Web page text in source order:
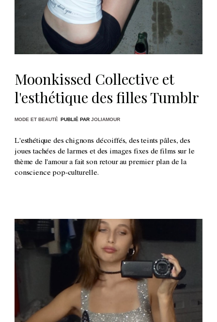
Moonkissed Collective et
l'esthétique des filles Tumblr
MODE ET BEAUTÉ PUBLIÉ PAR JOLIAMOUR
L'esthétique des chignons décoiffés, des teints pâles, des
joues tachées de larmes et des images fixes de films sur le
thème de l'amour a fait son retour au premier plan de la
conscience pop-culturelle.